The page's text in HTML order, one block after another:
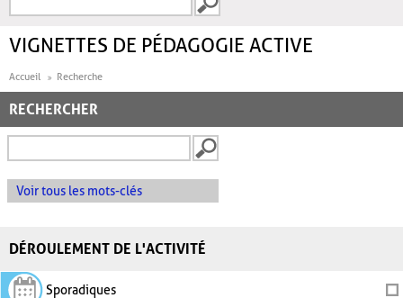
FORMULAIRE DE
VIGNETTES DE PÉDAGOGIE ACTIVE
Accueil Recherche
RECHERCHER
Voir tous les mots-clés
DÉROULEMENT DE L'ACTIVITÉ
Sporadiques